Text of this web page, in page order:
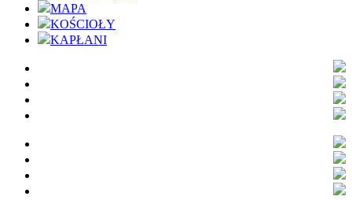
MAPA
KOŚCIOŁY
KAPŁANI